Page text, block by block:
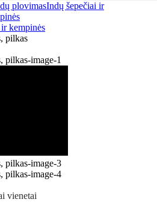
plovimasIndų šepečiai ir
kempinės
vienetai